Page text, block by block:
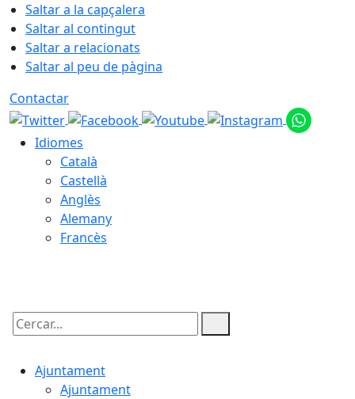
Saltar a la capçalera
Saltar al contingut
Saltar a relacionats
Saltar al peu de pàgina
Contactar
Idiomes
Català
Castellà
Anglès
Alemany
Francès
Cercar:
Ajuntament
Ajuntament